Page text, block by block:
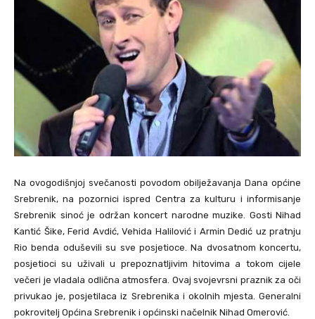
Na ovogodišnjoj svečanosti povodom obilježavanja Dana općine
Srebrenik, na pozornici ispred Centra za kulturu i informisanje
Srebrenik sinoć je održan koncert narodne muzike. Gosti Nihad
Kantić Šike, Ferid Avdić, Vehida Halilović i Armin Dedić uz pratnju
Rio benda oduševili su sve posjetioce. Na dvosatnom koncertu,
posjetioci su uživali u prepoznatljivim hitovima a tokom cijele
večeri je vladala odlična atmosfera. Ovaj svojevrsni praznik za oči
privukao je, posjetilaca iz Srebrenika i okolnih mjesta. Generalni
pokrovitelj Općina Srebrenik i općinski načelnik Nihad Omerović.